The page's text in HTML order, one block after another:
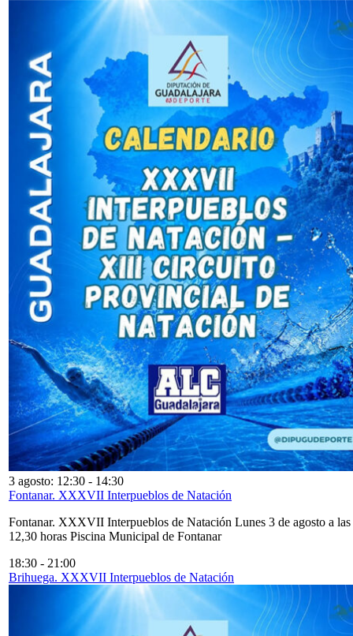
3 agosto: 12:30 - 14:30
Fontanar. XXXVII Interpueblos de Natación
Fontanar. XXXVII Interpueblos de Natación Lunes 3 de agosto a las
12,30 horas Piscina Municipal de Fontanar
18:30 - 21:00
Brihuega. XXXVII Interpueblos de Natación